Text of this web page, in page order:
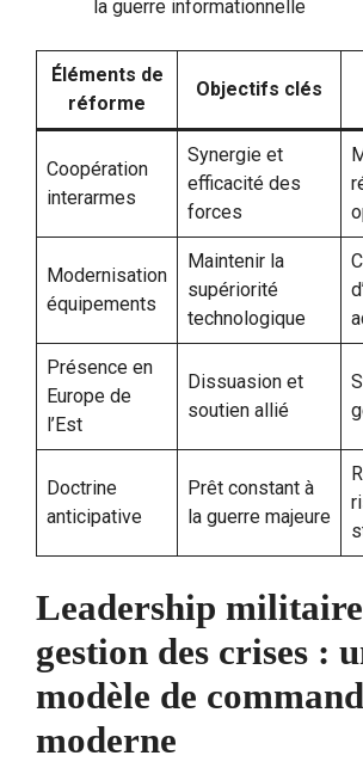
la guerre informationnelle
Éléments de
réforme
Objectifs clés
Coopération
interarmes
Synergie et
efficacité des
forces
Modernisation
équipements
Maintenir la
supériorité
technologique
Présence en
Europe de
l’Est
Dissuasion et
soutien allié
Doctrine
anticipative
Prêt constant à
la guerre majeure
Leadership
gestion des crises :
modèle de
moderne